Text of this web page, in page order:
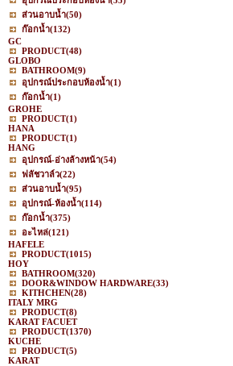
ส่วนอาบน้ำ(50)
ก๊อกน้ำ(132)
GC
PRODUCT(48)
GLOBO
BATHROOM(9)
อุปกรณ์ประกอบห้องน้ำ(1)
ก๊อกน้ำ(1)
GROHE
PRODUCT(1)
HANA
PRODUCT(1)
HANG
อุปกรณ์-อ่างล้างหน้า(54)
ฟลัชวาล์ว(22)
ส่วนอาบน้ำ(95)
อุปกรณ์-ห้องน้ำ(114)
ก๊อกน้ำ(375)
อะไหล่(121)
HAFELE
PRODUCT(1015)
HOY
BATHROOM(320)
DOOR&WINDOW HARDWARE(33)
KITHCHEN(28)
ITALY MRG
PRODUCT(8)
KARAT FACUET
PRODUCT(1370)
KUCHE
PRODUCT(5)
KARAT